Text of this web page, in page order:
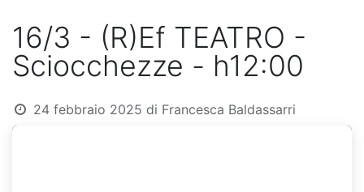
16/3 - (R)Ef TEATRO -
Sciocchezze - h12:00
24 febbraio 2025 di Francesca Baldassarri